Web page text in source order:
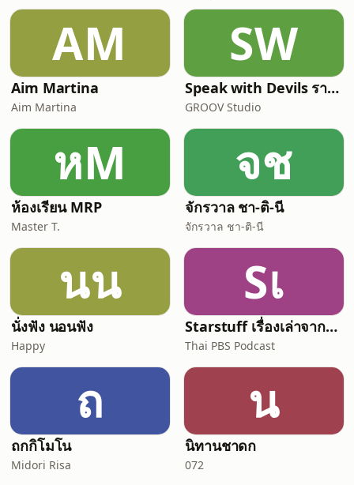
AM
Aim Martina
Aim Martina
SW
Speak with Devils รายการฟุตบอลที่คุยแต่เรื่องฟุตบอล
GROOV Studio
หM
ห้องเรียน MRP
Master T.
จช
จักรวาล ชา-ติ-นี
จักรวาล ชา-ติ-นี
นน
นั่งฟัง นอนฟัง
Happy
Sเ
Starstuff เรื่องเล่าจากดวงดาว
Thai PBS Podcast
ถ
ถกกิโมโน
Midori Risa
น
นิทานชาดก
072